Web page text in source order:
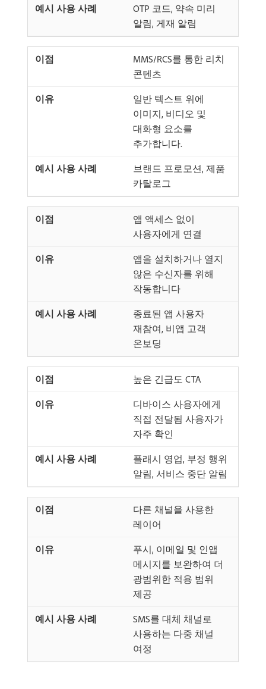
OTP 코드, 약속 미리
알림, 게재 알림
MMS/RCS를 통한 리치
콘텐츠
일반 텍스트 위에
이미지, 비디오 및
대화형 요소를
추가합니다.
브랜드 프로모션, 제품
카탈로그
앱 액세스 없이
사용자에게 연결
앱을 설치하거나 열지
않은 수신자를 위해
작동합니다
종료된 앱 사용자
재참여, 비앱 고객
온보딩
높은 긴급도 CTA
디바이스 사용자에게
직접 전달됨 사용자가
자주 확인
플래시 영업, 부정 행위
알림, 서비스 중단 알림
다른 채널을 사용한
레이어
푸시, 이메일 및 인앱
메시지를 보완하여 더
광범위한 적용 범위
제공
SMS를 대체 채널로
사용하는 다중 채널
여정